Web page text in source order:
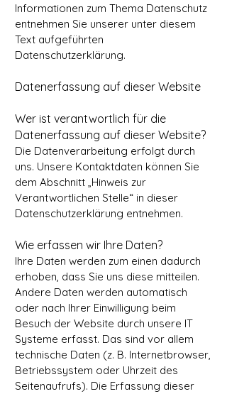
Informationen zum Thema Datenschutz
entnehmen Sie unserer unter diesem
Text aufgeführten
Datenschutzerklärung.
Datenerfassung auf dieser Website
Wer ist verantwortlich für die
Datenerfassung auf dieser Website?
Die Datenverarbeitung erfolgt durch
uns. Unsere Kontaktdaten können Sie
dem Abschnitt „Hinweis zur
Verantwortlichen Stelle“ in dieser
Datenschutzerklärung entnehmen.
Wie erfassen wir Ihre Daten?
Ihre Daten werden zum einen dadurch
erhoben, dass Sie uns diese mitteilen.
Andere Daten werden automatisch
oder nach Ihrer Einwilligung beim
Besuch der Website durch unsere IT
Systeme erfasst. Das sind vor allem
technische Daten (z. B. Internetbrowser,
Betriebssystem oder Uhrzeit des
Seitenaufrufs). Die Erfassung dieser